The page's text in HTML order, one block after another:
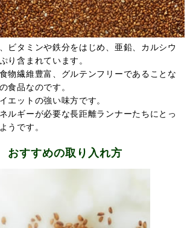
ビタミンや鉄分をはじめ、亜鉛、カルシウ
り含まれています。
物繊維豊富、グルテンフリーであることな
食品なのです。
エットの強い味方です。
ルギーが必要な長距離ランナーたちにとっ
うです。
おすすめの取り入れ方